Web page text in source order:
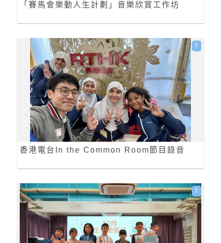
「賽馬會樂動人生計劃」音樂欣賞工作坊
香港電台In the Common Room節目錄音
7
7